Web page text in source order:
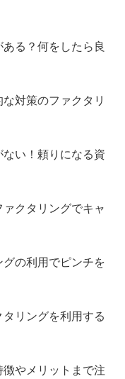
る？何をしたら良
対策のファクタリ
い！頼りになる資
クタリングでキャ
の利用でピンチを
リングを利用する
やメリットまで注